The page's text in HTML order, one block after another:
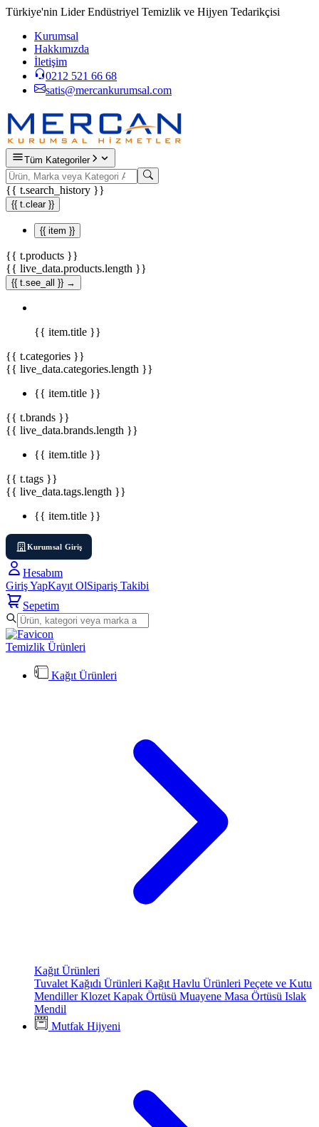
Türkiye'nin Lider Endüstriyel Temizlik ve Hijyen Tedarikçisi
Kurumsal
Hakkımızda
İletişim
0212 521 66 68
satis@mercankurumsal.com
Tüm Kategoriler
{{ t.search_history }}
{{ t.clear }}
{{ item }}
{{ t.products }}
{{ live_data.products.length }}
{{ t.see_all }} →
{{ item.title }}
{{ t.categories }}
{{ live_data.categories.length }}
{{ item.title }}
{{ t.brands }}
{{ live_data.brands.length }}
{{ item.title }}
{{ t.tags }}
{{ live_data.tags.length }}
{{ item.title }}
Kurumsal Giriş
Hesabım
Giriş YapKayıt OlSipariş Takibi
Sepetim
Temizlik Ürünleri
Kağıt Ürünleri
Kağıt Ürünleri
Tuvalet Kağıdı Ürünleri Kağıt Havlu Ürünleri Peçete ve Kutu
MendillerKlozet Kapak Örtüsü Muayene Masa Örtüsü Islak
Mendil
Mutfak Hijyeni